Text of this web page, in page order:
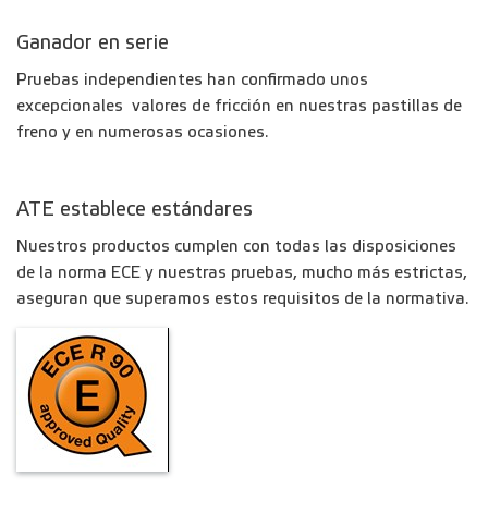
Ganador en serie
Pruebas independientes han confirmado unos
excepcionales valores de fricción en nuestras pastillas de
freno y en numerosas ocasiones.
ATE establece estándares
Nuestros productos cumplen con todas las disposiciones
de la norma ECE y nuestras pruebas, mucho más estrictas,
aseguran que superamos estos requisitos de la normativa.